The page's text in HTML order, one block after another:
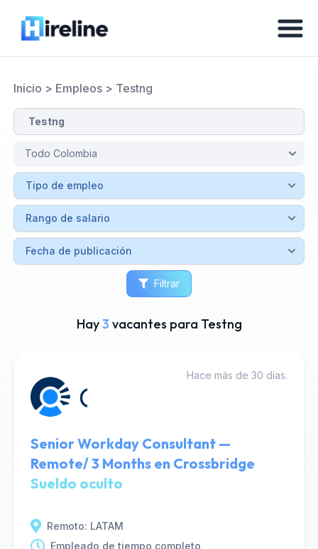
Inicio > Empleos> Testng
Filtrar
Hay3 vacantes para Testng
Hace más de 30 días.
Senior Workday Consultant —
Remote/ 3 Months en Crossbridge
Sueldo oculto
Remoto: LATAM
Empleado de tiempo completo